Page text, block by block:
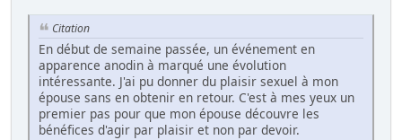
Citation
En début de semaine passée, un événement en
apparence anodin à marqué une évolution
intéressante. J'ai pu donner du plaisir sexuel à mon
épouse sans en obtenir en retour. C'est à mes yeux un
premier pas pour que mon épouse découvre les
bénéfices d'agir par plaisir et non par devoir.